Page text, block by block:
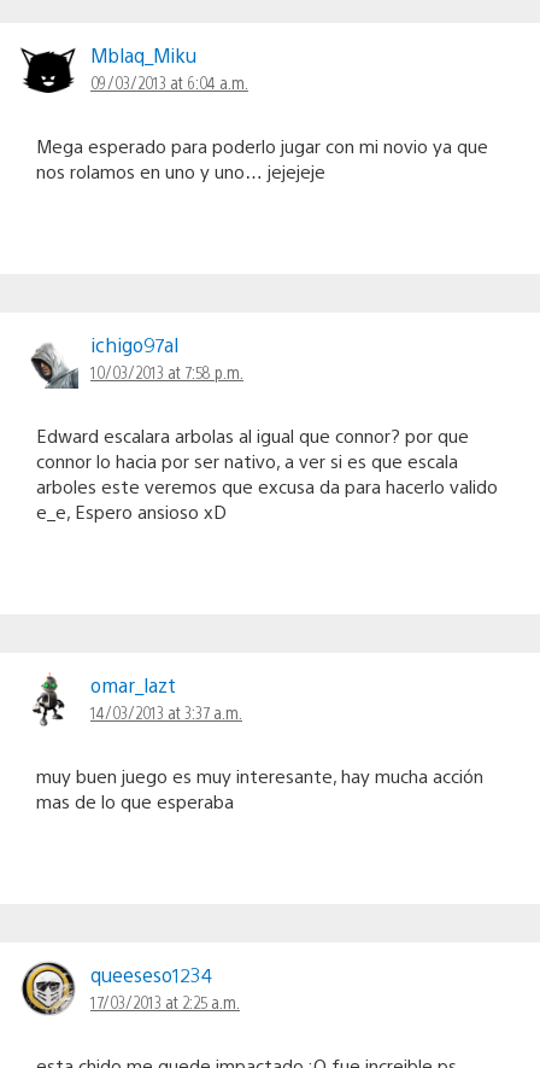
Mblaq_Miku
09/03/2013 at 6:04 a.m.
Mega esperado para poderlo jugar con mi novio ya que
nos rolamos en uno y uno… jejejeje
ichigo97al
10/03/2013 at 7:58 p.m.
Edward escalara arbolas al igual que connor? por que
connor lo hacia por ser nativo, a ver si es que escala
arboles este veremos que excusa da para hacerlo valido
e_e, Espero ansioso xD
omar_lazt
14/03/2013 at 3:37 a.m.
muy buen juego es muy interesante, hay mucha acción
mas de lo que esperaba
queeseso1234
17/03/2013 at 2:25 a.m.